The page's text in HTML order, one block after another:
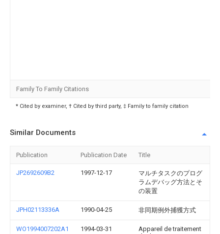
Family To Family Citations
* Cited by examiner, † Cited by third party, ‡ Family to family citation
Similar Documents
Publication Publication Date Title
JP2692609B2 1997-12-17
マルチタスクのプログ
ラムデバッグ方法とそ
の装置
JPH02113336A 1990-04-25 非同期例外捕獲方式
WO1994007202A1 1994-03-31
Appareil de traitement